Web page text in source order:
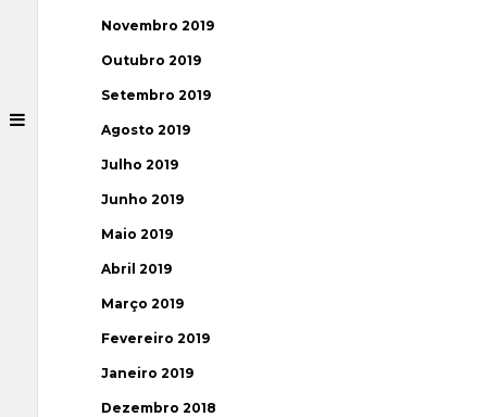
Novembro 2019
Outubro 2019
Setembro 2019
Agosto 2019
Julho 2019
Junho 2019
Maio 2019
Abril 2019
Março 2019
Fevereiro 2019
Janeiro 2019
Dezembro 2018